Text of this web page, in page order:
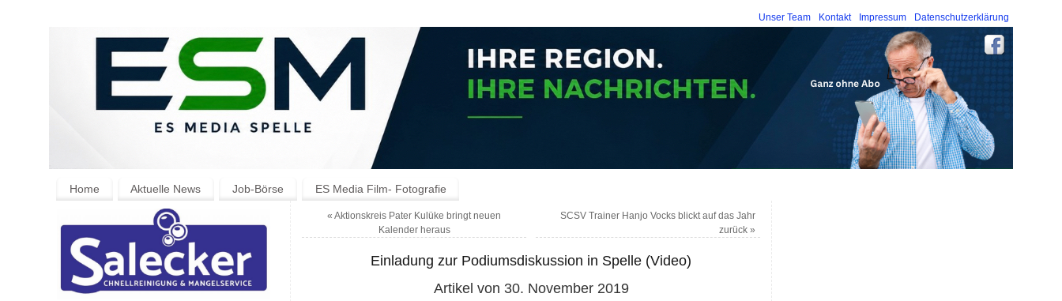
Unser Team Kontakt Impressum Datenschutzerklärung
Home Aktuelle News Job-Börse ES Media Film- Fotografie
« Aktionskreis Pater Kulüke bringt neuen
Kalender heraus
SCSV Trainer Hanjo Vocks blickt auf das Jahr
zurück»
Einladung zur Podiumsdiskussion in Spelle (Video)
Artikel von 30. November 2019